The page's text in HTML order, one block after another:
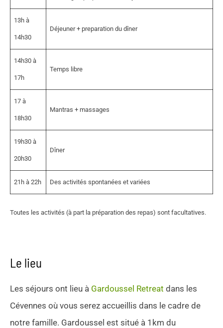
13h à
14h30
Déjeuner + preparation du dîner
14h30 à
17h
Temps libre
17 à
18h30
Mantras + massages
19h30 à
20h30
Dîner
21h à 22h Des activités spontanées et variées
Toutes les activités (à part la préparation des repas) sont facultatives.
Le lieu
Les séjours ont lieu à Gardoussel Retreat dans les
Cévennes où vous serez accueillis dans le cadre de
notre famille. Gardoussel est situé à 1km du